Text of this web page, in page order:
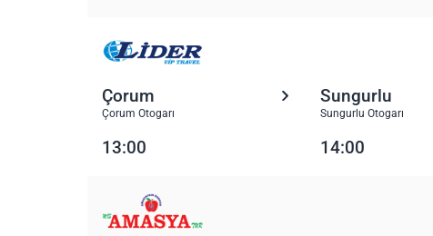
Çorum
Çorum Otogarı
Sungurlu
Sungurlu Otogarı
13:00 14:00